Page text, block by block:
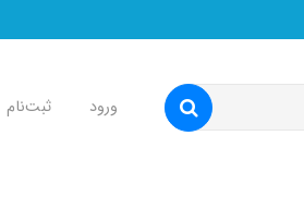
ورود ثبت‌نام